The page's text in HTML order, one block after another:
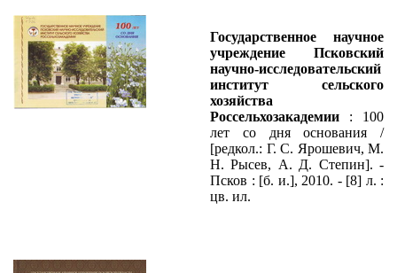
Государственное научное
учреждение Псковский
научно-исследовательский
институт сельского
хозяйства
Россельхозакадемии : 100
лет со дня основания /
[редкол.: Г. С. Ярошевич, М.
Н. Рысев, А. Д. Степин]. -
Псков : [б. и.], 2010. - [8] л. :
цв. ил.